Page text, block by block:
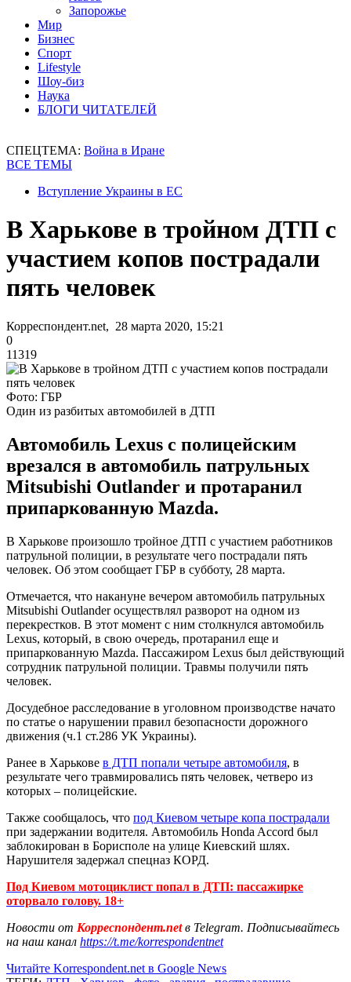
Запорожье
Мир
Бизнес
Спорт
Lifestyle
Шоу-биз
Наука
БЛОГИ ЧИТАТЕЛЕЙ
СПЕЦТЕМА: Война в Иране
ВСЕ ТЕМЫ
Вступление Украины в ЕС
В Харькове в тройном ДТП с
участием копов пострадали
пять человек
Корреспондент.net, 28 марта 2020, 15:21
0
11319
Фото: ГБР
Один из разбитых автомобилей в ДТП
Автомобиль Lexus с полицейским
врезался в автомобиль патрульных
Mitsubishi Outlander и протаранил
припаркованную Mazda.
В Харькове произошло тройное ДТП с участием работников
патрульной полиции, в результате чего пострадали пять
человек. Об этом сообщает ГБР в субботу, 28 марта.
Отмечается, что накануне вечером автомобиль патрульных
Mitsubishi Outlander осуществлял разворот на одном из
перекрестков. В этот момент с ним столкнулся автомобиль
Lexus, который, в свою очередь, протаранил еще и
припаркованную Mazda. Пассажиром Lexus был действующий
сотрудник патрульной полиции. Травмы получили пять
человек.
Досудебное расследование в уголовном производстве начато
по статье о нарушении правил безопасности дорожного
движения (ч.1 ст.286 УК Украины).
Ранее в Харькове в ДТП попали четыре автомобиля, в
результате чего травмировались пять человек, четверо из
которых – полицейские.
Также сообщалось, что под Киевом четыре копа пострадали
при задержании водителя. Автомобиль Honda Accord был
заблокирован в Борисполе на улице Киевский шлях.
Нарушителя задержал спецназ КОРД.
Под Киевом мотоциклист попал в ДТП: пассажирке
оторвало голову. 18+
Новости от Корреспондент.netв Telegram. Подписывайтесь
на наш канал https://t.me/korrespondentnet
Читайте Korrespondent.net в Google News